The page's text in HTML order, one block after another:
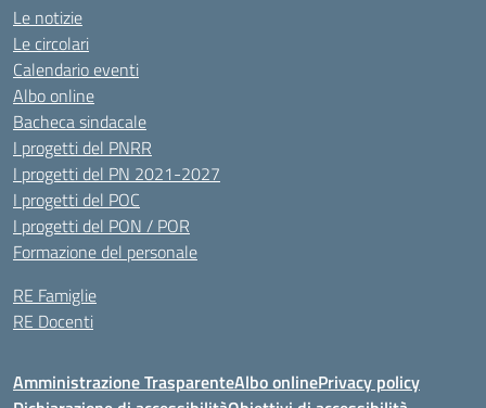
Le notizie
Le circolari
Calendario eventi
Albo online
Bacheca sindacale
I progetti del PNRR
I progetti del PN 2021-2027
I progetti del POC
I progetti del PON / POR
Formazione del personale
RE Famiglie
RE Docenti
Amministrazione TrasparenteAlbo onlinePrivacy policy